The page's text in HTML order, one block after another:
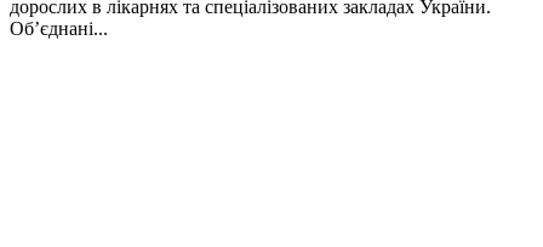
дорослих в лікарнях та спеціалізованих закладах України.
Об’єднані...